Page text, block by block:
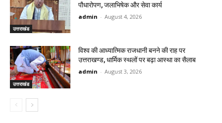
उत्तराखंड
पौधारोपण, जलाभिषेक और सेवा कार्य
admin - August 4, 2026
उत्तराखंड
विश्व की आध्यात्मिक राजधानी बनने की राह पर
उत्तराखण्ड, धार्मिक स्थलों पर बढ़ा आस्था का सैलाब
admin - August 3, 2026